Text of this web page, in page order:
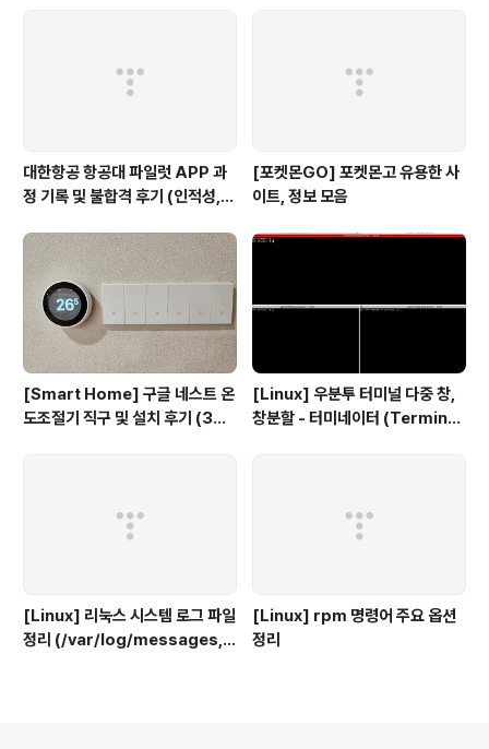
대한항공 항공대 파일럿 APP 과
정 기록 및 불합격 후기 (인적성,
[포켓몬GO] 포켓몬고 유용한 사
이트, 정보 모음
[Smart Home] 구글 네스트 온
도조절기 직구 및 설치 후기 (3세
[Linux] 우분투 터미널 다중 창,
창분할 - 터미네이터 (Terminat
[Linux] 리눅스 시스템 로그 파일
정리 (/var/log/messages, s
[Linux] rpm 명령어 주요 옵션
정리